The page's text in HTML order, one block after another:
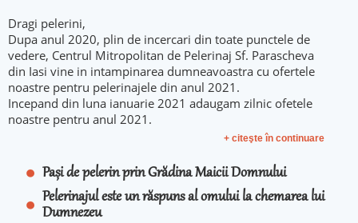
Dragi pelerini,
Dupa anul 2020, plin de incercari din toate punctele de
vedere, Centrul Mitropolitan de Pelerinaj Sf. Parascheva
din Iasi vine in intampinarea dumneavoastra cu ofertele
noastre pentru pelerinajele din anul 2021.
Incepand din luna ianuarie 2021 adaugam zilnic ofetele
noastre pentru anul 2021.
+ citeşte în continuare
Pași de pelerin prin Grădina Maicii Domnului
Pelerinajul este un răspuns al omului la chemarea lui
Dumnezeu